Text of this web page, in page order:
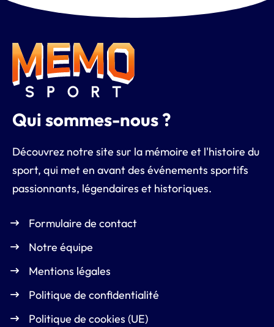
Qui sommes-nous ?
Découvrez notre site sur la mémoire et l'histoire du
sport, qui met en avant des événements sportifs
passionnants, légendaires et historiques.
Formulaire de contact
Notre équipe
Mentions légales
Politique de confidentialité
Politique de cookies (UE)